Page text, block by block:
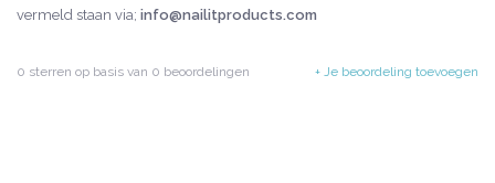
vermeld staan via; info@nailitproducts.com
+ Je beoordeling toevoegen
0 sterren op basis van 0 beoordelingen